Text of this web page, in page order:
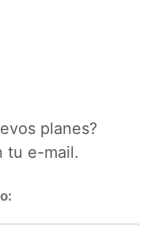
planes?
tu e-mail.